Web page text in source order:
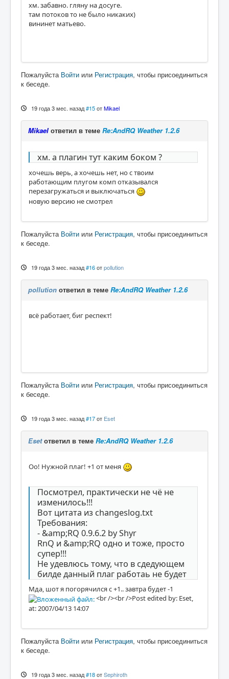
хм. забавно. гляну на досуге.
там потоков то не было никаких)
вининет матьево.
Пожалуйста Войти или Регистрация, чтобы присоединиться
к беседе.
19 года 3 мес. назад #15 отMikael
Mikael ответил в теме Re:AndRQ Weather 1.2.6
хм. а плагин тут каким боком ?
хочешь верь, а хочешь нет, но с твоим
работающим плугом комп отказывался
перезагружаться и выключаться
новую версию не смотрел
Пожалуйста Войти или Регистрация, чтобы присоединиться
к беседе.
19 года 3 мес. назад #16 отpollution
pollution ответил в теме Re:AndRQ Weather 1.2.6
всё работает, биг респект!
Пожалуйста Войти или Регистрация, чтобы присоединиться
к беседе.
19 года 3 мес. назад #17 от Eset
Esetответил в теме Re:AndRQ Weather 1.2.6
Оо! Нужной плаг! +1 от меня
Посмотрел, практически не чё не
изменилось!!!
Вот цитата из changeslog.txt
Требования:
- &amp;RQ 0.9.6.2 by Shyr
RnQ и &amp;RQ одно и тоже, просто
супер!!!
Не удевлюсь тому, что в сдедующем
билде данный плаг работаь не будет
Мда, шот я погорячился с +1.. завтра будет -1
<br /><br />Post edited by: Eset,
at: 2007/04/13 14:07
Пожалуйста Войти или Регистрация, чтобы присоединиться
к беседе.
19 года 3 мес. назад #18 отSephiroth